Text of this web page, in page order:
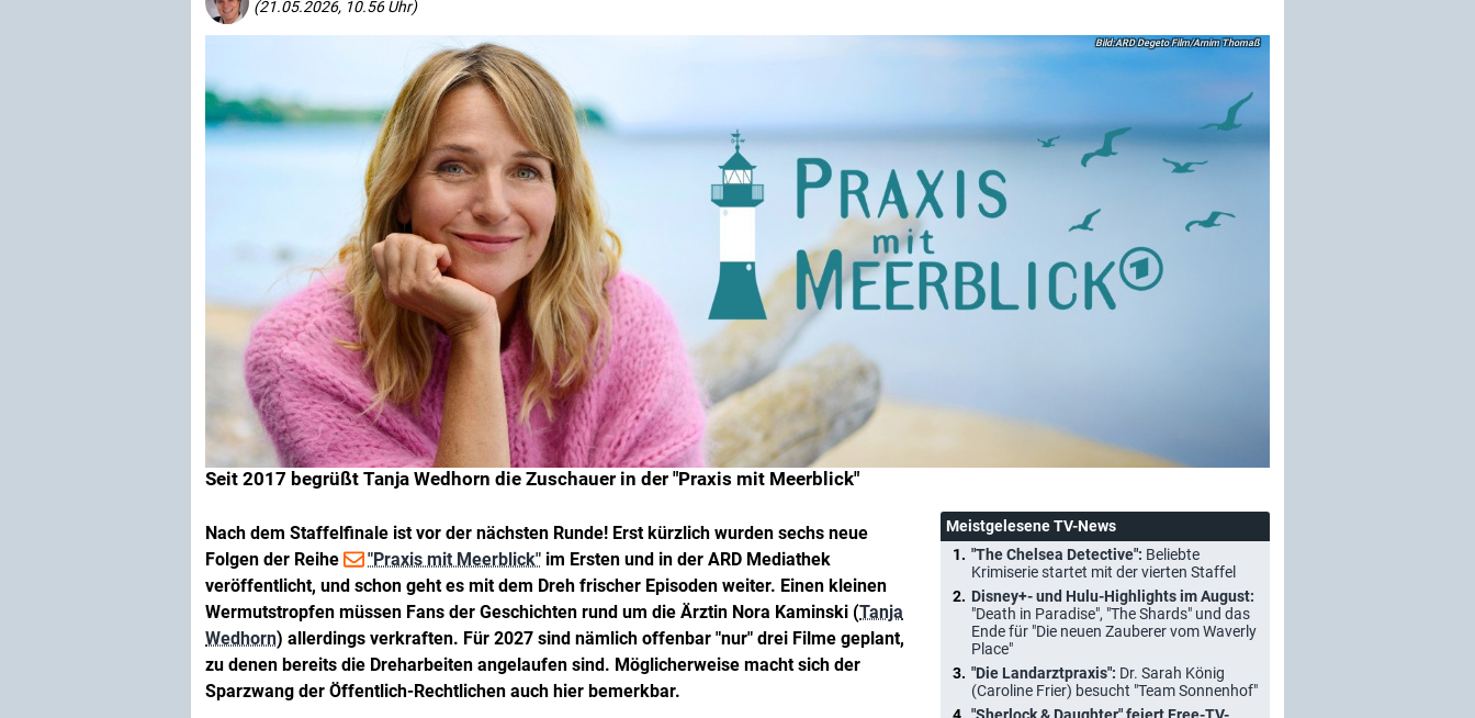
(21.05.2026, 10.56 Uhr)
Seit 2017 begrüßt Tanja Wedhorn die Zuschauer in der "Praxis mit Meerblick"
ARD Degeto Film/Arnim Thomaß
Nach dem Staffelfinale ist vor der nächsten Runde! Erst kürzlich wurden sechs neue
Folgen der Reihe
"Praxis mit Meerblick" im Ersten und in der ARD Mediathek
veröffentlicht, und schon geht es mit dem Dreh frischer Episoden weiter. Einen kleinen
Wermutstropfen müssen Fans der Geschichten rund um die Ärztin Nora Kaminski (Tanja
Wedhorn) allerdings verkraften. Für 2027 sind nämlich offenbar "nur" drei Filme geplant,
zu denen bereits die Dreharbeiten angelaufen sind. Möglicherweise macht sich der
Sparzwang der Öffentlich-Rechtlichen auch hier bemerkbar.
Meistgelesene TV-News
"The Chelsea Detective": Beliebte
Krimiserie startet mit der vierten Staffel
Disney+- und Hulu-Highlights im August:
"Death in Paradise", "The Shards" und das
Ende für "Die neuen Zauberer vom Waverly
Place"
"Die Landarztpraxis": Dr. Sarah König
(Caroline Frier) besucht "Team Sonnenhof"